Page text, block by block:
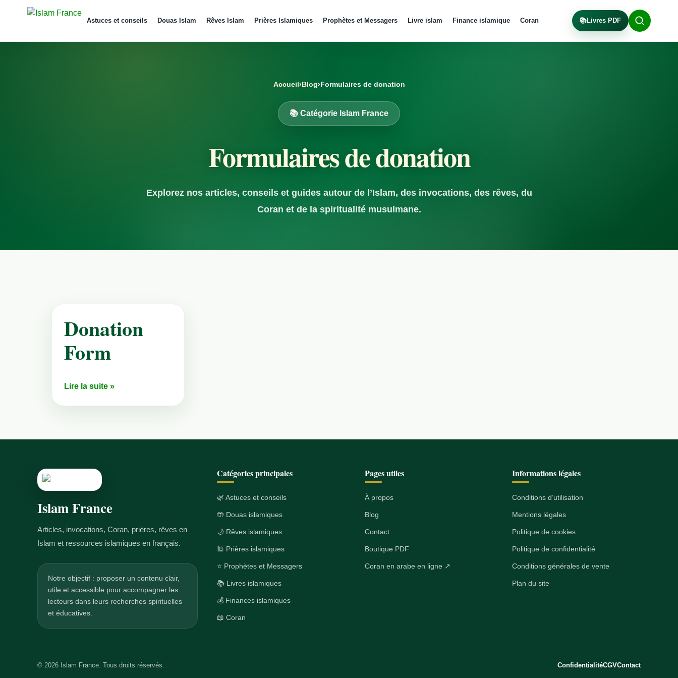
Astuces et conseils Douas Islam Rêves Islam Prières Islamiques Prophètes et Messagers Livre islam Finance islamique Coran 📚Livres PDF
Accueil›Blog›Formulaires de donation
📚 Catégorie Islam France
Formulaires de donation
Explorez nos articles, conseils et guides autour de l’Islam, des invocations, des rêves, du
Coran et de la spiritualité musulmane.
Donation
Form
Lire la suite »
Islam France
Articles, invocations, Coran, prières, rêves en
Islam et ressources islamiques en français.
Notre objectif : proposer un contenu clair,
utile et accessible pour accompagner les
lecteurs dans leurs recherches spirituelles
et éducatives.
Catégories principales
🌿 Astuces et conseils
🤲 Douas islamiques
🌙 Rêves islamiques
🕌 Prières islamiques
⭐ Prophètes et Messagers
📚 Livres islamiques
💰 Finances islamiques
📖 Coran
Pages utiles
À propos
Blog
Contact
Boutique PDF
Coran en arabe en ligne ↗
Informations légales
Conditions d’utilisation
Mentions légales
Politique de cookies
Politique de confidentialité
Conditions générales de vente
Plan du site
© 2026 Islam France. Tous droits réservés. ConfidentialitéCGVContact